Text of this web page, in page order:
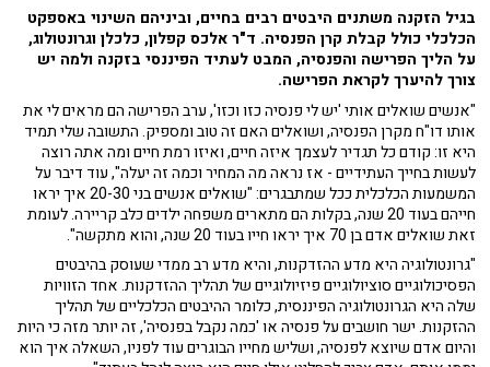
בגיל הזקנה משתנים היבטים רבים בחיים, וביניהם השינוי באספקט
הכלכלי כולל קבלת קרן הפנסיה. ד"ר אלכס קפלון, כלכלן וגרונטולוג,
על הליך הפרישה והפנסיה, המבט לעתיד הפיננסי בזקנה ולמה יש
צורך להיערך לקראת הפרישה.
"אנשים שואלים אותי 'יש לי פנסיה כזו וכזו', ערב הפרישה הם מראים לי את
אותו דו"ח מקרן הפנסיה, ושואלים האם זה טוב ומספיק. התשובה שלי תמיד
היא זו: קודם כל תגדיר לעצמך איזה חיים, ואיזו רמת חיים ומה אתה רוצה
לעשות בחייך העתידיים - אז נראה מה המחיר וכמה זה יעלה", עוד דיבר על
המשמעות הכלכלית ככל שמתבגרים: "שואלים אנשים בני 20-30 איך יראו
חייהם בעוד 20 שנה, בקלות הם מתארים משפחה ילדים כלב קריירה. לעומת
זאת שואלים אדם בן 70 איך יראו חייו בעוד 20 שנה, והוא מתקשה".
"גרונטולוגיה היא מדע ההזדקנות, והיא מדע רב ממדי שעוסק בהיבטים
הפסיכולוגיים סוציולוגיים פיזיולוגיים של תהליך ההזדקנות. אחד הזוויות
שלה היא הגרונטולוגיה הפיננסית, כלומר ההיבטים הכלכליים של תהליך
ההזקנות. ישר חושבים על פנסיה או 'כמה נקבל בפנסיה', זה יותר מזה כי היות
והיום אדם שיוצא לפנסיה, ושליש מחייו הבוגרים עוד לפניו, השאלה איך הוא